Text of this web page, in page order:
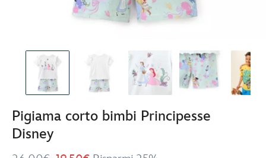
Pigiama corto bimbi Principesse
Disney